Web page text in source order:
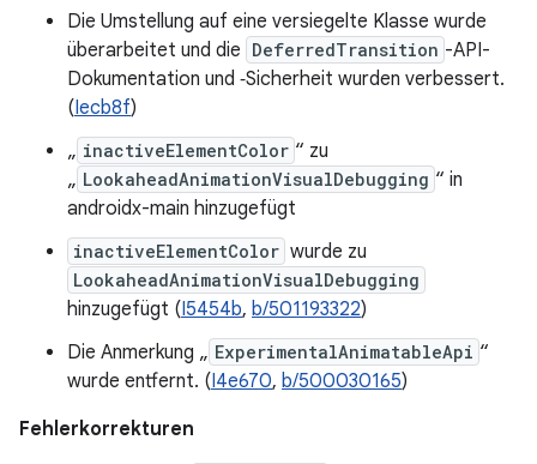
Die Umstellung auf eine versiegelte Klasse wurde
überarbeitet und die DeferredTransition -API-
Dokumentation und ‑Sicherheit wurden verbessert.
(Iecb8f)
„ inactiveElementColor “ zu
„ LookaheadAnimationVisualDebugging “ in
androidx-main hinzugefügt
inactiveElementColor wurde zu
LookaheadAnimationVisualDebugging
hinzugefügt (I5454b, b/501193322)
Die Anmerkung „ ExperimentalAnimatableApi “
wurde entfernt. (I4e670, b/500030165)
Fehlerkorrekturen